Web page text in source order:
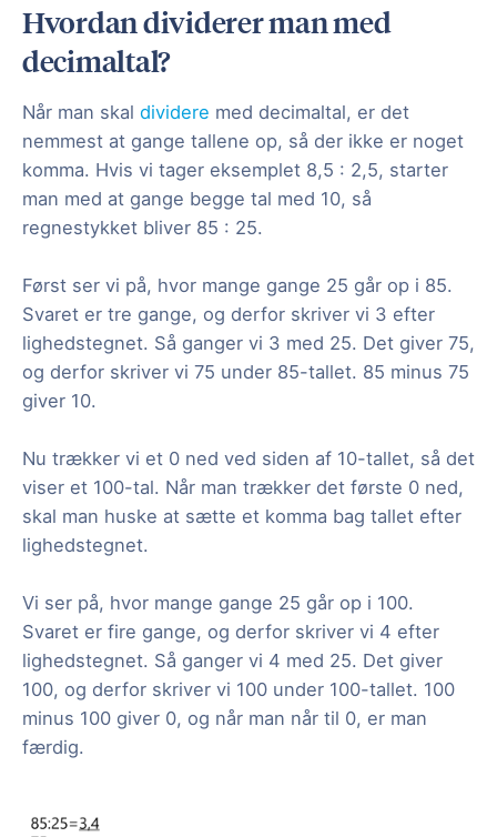
Hvordan dividerer man med
decimaltal?
Når man skal dividere med decimaltal, er det
nemmest at gange tallene op, så der ikke er noget
komma. Hvis vi tager eksemplet 8,5 : 2,5, starter
man med at gange begge tal med 10, så
regnestykket bliver 85 : 25.
Først ser vi på, hvor mange gange 25 går op i 85.
Svaret er tre gange, og derfor skriver vi 3 efter
lighedstegnet. Så ganger vi 3 med 25. Det giver 75,
og derfor skriver vi 75 under 85-tallet. 85 minus 75
giver 10.
Nu trækker vi et 0 ned ved siden af 10-tallet, så det
viser et 100-tal. Når man trækker det første 0 ned,
skal man huske at sætte et komma bag tallet efter
lighedstegnet.
Vi ser på, hvor mange gange 25 går op i 100.
Svaret er fire gange, og derfor skriver vi 4 efter
lighedstegnet. Så ganger vi 4 med 25. Det giver
100, og derfor skriver vi 100 under 100-tallet. 100
minus 100 giver 0, og når man når til 0, er man
færdig.